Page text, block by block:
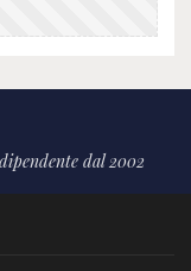
dal 2002